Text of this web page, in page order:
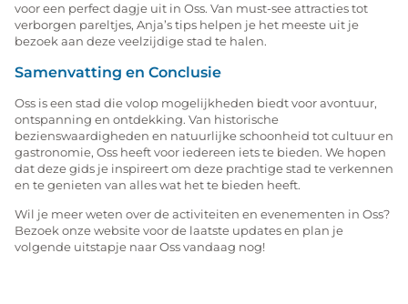
voor een perfect dagje uit in Oss. Van must-see attracties tot
verborgen pareltjes, Anja’s tips helpen je het meeste uit je
bezoek aan deze veelzijdige stad te halen.
Samenvatting en Conclusie
Oss is een stad die volop mogelijkheden biedt voor avontuur,
ontspanning en ontdekking. Van historische
bezienswaardigheden en natuurlijke schoonheid tot cultuur en
gastronomie, Oss heeft voor iedereen iets te bieden. We hopen
dat deze gids je inspireert om deze prachtige stad te verkennen
en te genieten van alles wat het te bieden heeft.
Wil je meer weten over de activiteiten en evenementen in Oss?
Bezoek onze website voor de laatste updates en plan je
volgende uitstapje naar Oss vandaag nog!